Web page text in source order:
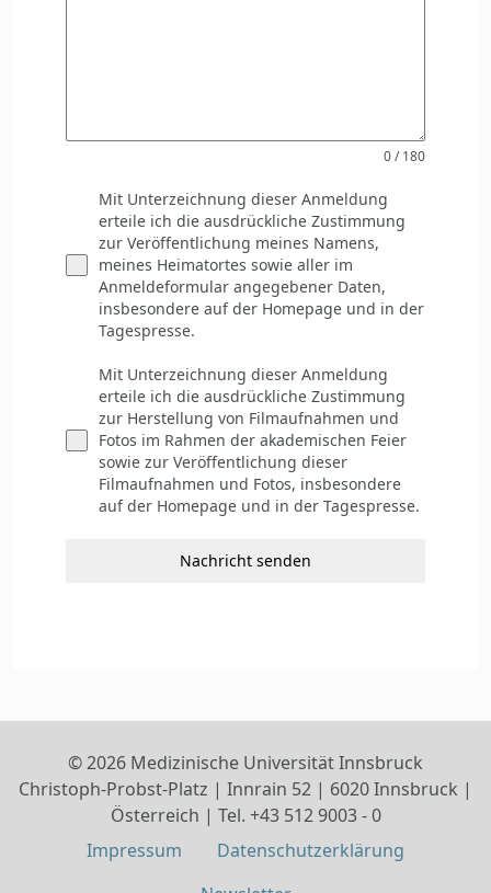
0 / 180
Mit Unterzeichnung dieser Anmeldung
erteile ich die ausdrückliche Zustimmung
zur Veröffentlichung meines Namens,
meines Heimatortes sowie aller im
Anmeldeformular angegebener Daten,
insbesondere auf der Homepage und in der
Tagespresse.
Mit Unterzeichnung dieser Anmeldung
erteile ich die ausdrückliche Zustimmung
zur Herstellung von Filmaufnahmen und
Fotos im Rahmen der akademischen Feier
sowie zur Veröffentlichung dieser
Filmaufnahmen und Fotos, insbesondere
auf der Homepage und in der Tagespresse.
Nachricht senden
© 2026 Medizinische Universität Innsbruck
Christoph-Probst-Platz | Innrain 52 | 6020 Innsbruck |
Österreich | Tel. +43 512 9003 - 0
Impressum
Datenschutz­erklärung